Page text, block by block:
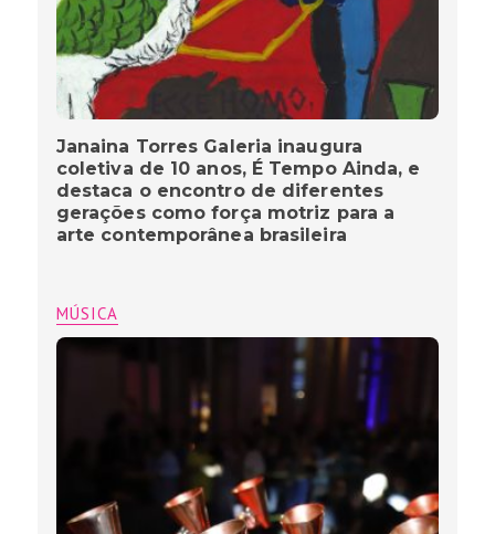
Janaina Torres Galeria inaugura
coletiva de 10 anos, É Tempo Ainda, e
destaca o encontro de diferentes
gerações como força motriz para a
arte contemporânea brasileira
MÚSICA